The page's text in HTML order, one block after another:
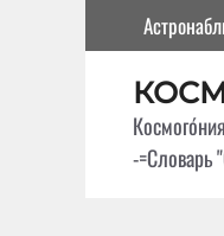
содержимому
-=Словарь